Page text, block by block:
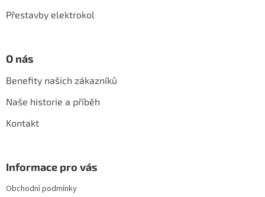
Přestavby elektrokol
O nás
Benefity našich zákazníků
Naše historie a příběh
Kontakt
Informace pro vás
Obchodní podmínky